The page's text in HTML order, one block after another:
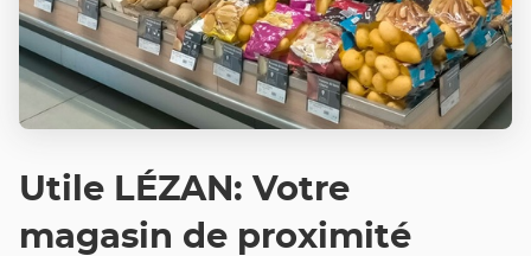
Utile LÉZAN: Votre
magasin de proximité